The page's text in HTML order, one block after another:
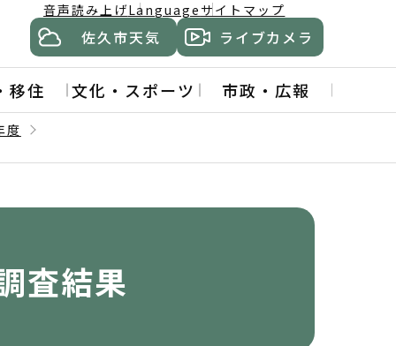
音声読み上げLanguage サイトマップ
佐久市天気 ライブカメラ
移住 文化・スポーツ 市政・広報
度
査結果